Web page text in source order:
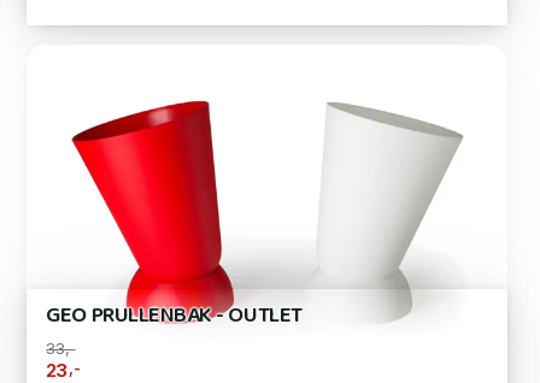
GEO PRULLENBAK - OUTLET
33,-
23,-